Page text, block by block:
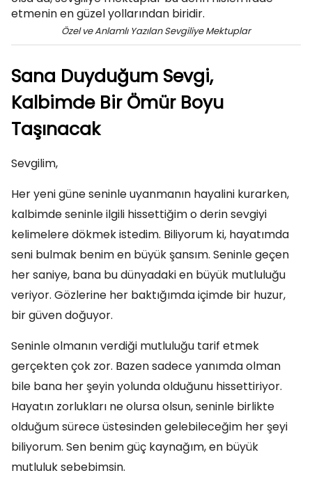
Özel ve Anlamlı Yazılan Sevgiliye Mektuplar
Sana Duyduğum Sevgi,
Kalbimde Bir Ömür Boyu
Taşınacak
Sevgilim,
Her yeni güne seninle uyanmanın hayalini kurarken,
kalbimde seninle ilgili hissettiğim o derin sevgiyi
kelimelere dökmek istedim. Biliyorum ki, hayatımda
seni bulmak benim en büyük şansım. Seninle geçen
her saniye, bana bu dünyadaki en büyük mutluluğu
veriyor. Gözlerine her baktığımda içimde bir huzur,
bir güven doğuyor.
Seninle olmanın verdiği mutluluğu tarif etmek
gerçekten çok zor. Bazen sadece yanımda olman
bile bana her şeyin yolunda olduğunu hissettiriyor.
Hayatın zorlukları ne olursa olsun, seninle birlikte
olduğum sürece üstesinden gelebileceğim her şeyi
biliyorum. Sen benim güç kaynağım, en büyük
mutluluk sebebimsin.